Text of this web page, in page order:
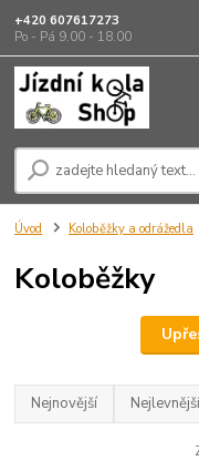
+420 607617273
Po - Pá 9.00 - 18.00
Úvod Koloběžky a odrážedla
Koloběžky
Nejnovější